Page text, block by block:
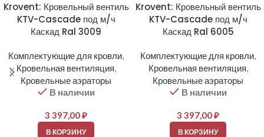
Krovent: Кровельный вентиль
KTV-Cascade под м/ч
Каскад Ral 3009
Комплектующие для кровли,
Кровельная вентиляция,
Кровельные аэраторы
В наличии
3 397,00₽
В КОРЗИНУ
Krovent: Кровельный вентиль
KTV-Cascade под м/ч
Каскад Ral 6005
Комплектующие для кровли,
Кровельная вентиляция,
Кровельные аэраторы
В наличии
3 397,00₽
В КОРЗИНУ